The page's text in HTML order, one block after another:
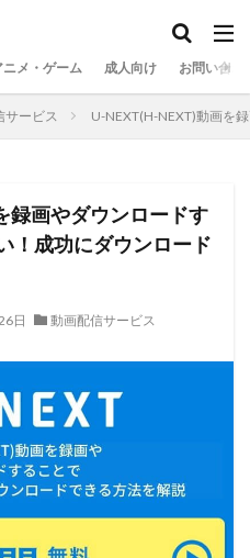
ニメ・ゲーム 成人向け お問い合わ
サービス U-NEXT(H-NEXT)動画を
録画やダウンロードす
！成功にダウンロード
日
動画配信サービス